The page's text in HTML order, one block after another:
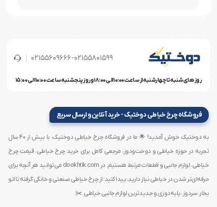
این ویژگی‌ها باعث می‌شود لباس خروجی کیفیتی استاندارد و
صادراتی داشته باشد.
انتقال پارچه دقیق برای پارچه‌های کشی و ژرسه
فید این دستگاه به‌طور ویژه برای پارچه‌های کشی، نخی و ژرسه
طراحی شده است.
مزایای فید دستگاه
02155609666-02155801599
روز های شنبه تا چهارشنبه از ساعت 10:00 الی 18:00 و روز پنجشنبه ساعت 10:00 الی 15:00
فروشگاه چرخ خیاطی دوختیک - خرید آنلاین و ارسال سریع
به دوختیک خوش آمدید! 🌟 ما در فروشگاه چرخ خیاطی دوختیک، با بیش از ۴۰ سال
تجربه در حوزه خیاطی و دوخت‌ودوز، مرجعی کامل برای خرید چرخ خیاطی، قیمت چرخ
خیاطی، لوازم جانبی و قطعات مرتبط هستیم. در dookhtik.com می‌توانید هر آنچه برای
حرفه‌ای‌تر شدن در خیاطی نیاز دارید، پیدا کنید؛ از چرخ خیاطی صنعتی و خانگی گرفته تا اتو
بخار، سردوز، پایه‌دوزی و جدیدترین لوازم جانبی خیاطی. ✂️